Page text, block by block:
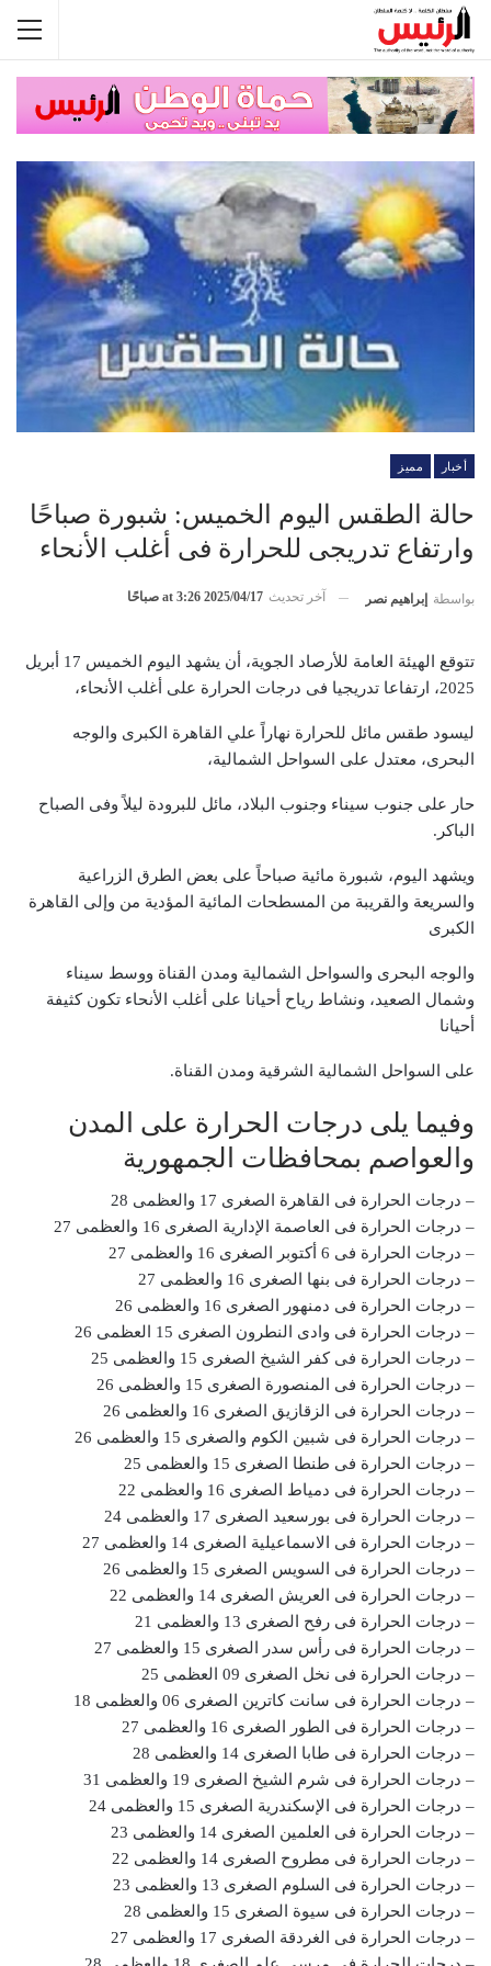
أخبار مميز
حالة الطقس اليوم الخميس: شبورة صباحًا
وارتفاع تدريجى للحرارة فى أغلب الأنحاء
بواسطة إبراهيم نصر آخر تحديث 2025/04/17 at 3:26 صباحًا
تتوقع الهيئة العامة للأرصاد الجوية، أن يشهد اليوم الخميس 17 أبريل
2025، ارتفاعا تدريجيا فى درجات الحرارة على أغلب الأنحاء،
ليسود طقس مائل للحرارة نهاراً علي القاهرة الكبرى والوجه
البحرى، معتدل على السواحل الشمالية،
حار على جنوب سيناء وجنوب البلاد، مائل للبرودة ليلاً وفى الصباح
الباكر.
ويشهد اليوم، شبورة مائية صباحاً على بعض الطرق الزراعية
والسريعة والقريبة من المسطحات المائية المؤدية من وإلى القاهرة
الكبرى
والوجه البحرى والسواحل الشمالية ومدن القناة ووسط سيناء
وشمال الصعيد، ونشاط رياح أحيانا على أغلب الأنحاء تكون كثيفة
أحيانا
على السواحل الشمالية الشرقية ومدن القناة.
وفيما يلى درجات الحرارة على المدن
والعواصم بمحافظات الجمهورية
– درجات الحرارة فى القاهرة الصغرى 17 والعظمى 28
– درجات الحرارة فى العاصمة الإدارية الصغرى 16 والعظمى 27
– درجات الحرارة فى 6 أكتوبر الصغرى 16 والعظمى 27
– درجات الحرارة فى بنها الصغرى 16 والعظمى 27
– درجات الحرارة فى دمنهور الصغرى 16 والعظمى 26
– درجات الحرارة فى وادى النطرون الصغرى 15 العظمى 26
– درجات الحرارة فى كفر الشيخ الصغرى 15 والعظمى 25
– درجات الحرارة فى المنصورة الصغرى 15 والعظمى 26
– درجات الحرارة فى الزقازيق الصغرى 16 والعظمى 26
– درجات الحرارة فى شبين الكوم والصغرى 15 والعظمى 26
– درجات الحرارة فى طنطا الصغرى 15 والعظمى 25
– درجات الحرارة فى دمياط الصغرى 16 والعظمى 22
– درجات الحرارة فى بورسعيد الصغرى 17 والعظمى 24
– درجات الحرارة فى الاسماعيلية الصغرى 14 والعظمى 27
– درجات الحرارة فى السويس الصغرى 15 والعظمى 26
– درجات الحرارة فى العريش الصغرى 14 والعظمى 22
– درجات الحرارة فى رفح الصغرى 13 والعظمى 21
– درجات الحرارة فى رأس سدر الصغرى 15 والعظمى 27
– درجات الحرارة فى نخل الصغرى 09 العظمى 25
– درجات الحرارة فى سانت كاترين الصغرى 06 والعظمى 18
– درجات الحرارة فى الطور الصغرى 16 والعظمى 27
– درجات الحرارة فى طابا الصغرى 14 والعظمى 28
– درجات الحرارة فى شرم الشيخ الصغرى 19 والعظمى 31
– درجات الحرارة فى الإسكندرية الصغرى 15 والعظمى 24
– درجات الحرارة فى العلمين الصغرى 14 والعظمى 23
– درجات الحرارة فى مطروح الصغرى 14 والعظمى 22
– درجات الحرارة فى السلوم الصغرى 13 والعظمى 23
– درجات الحرارة فى سيوة الصغرى 15 والعظمى 28
– درجات الحرارة فى الغردقة الصغرى 17 والعظمى 27